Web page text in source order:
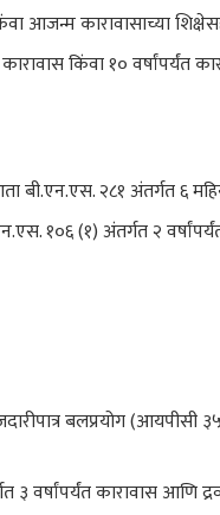
कारावासाच्या
किंवा १० वर्षांपर्यंत
२८१ अंतर्गत ६
(१) अंतर्गत २ वर्षांपर्यंत
बलप्रयोग
कारावास आणि